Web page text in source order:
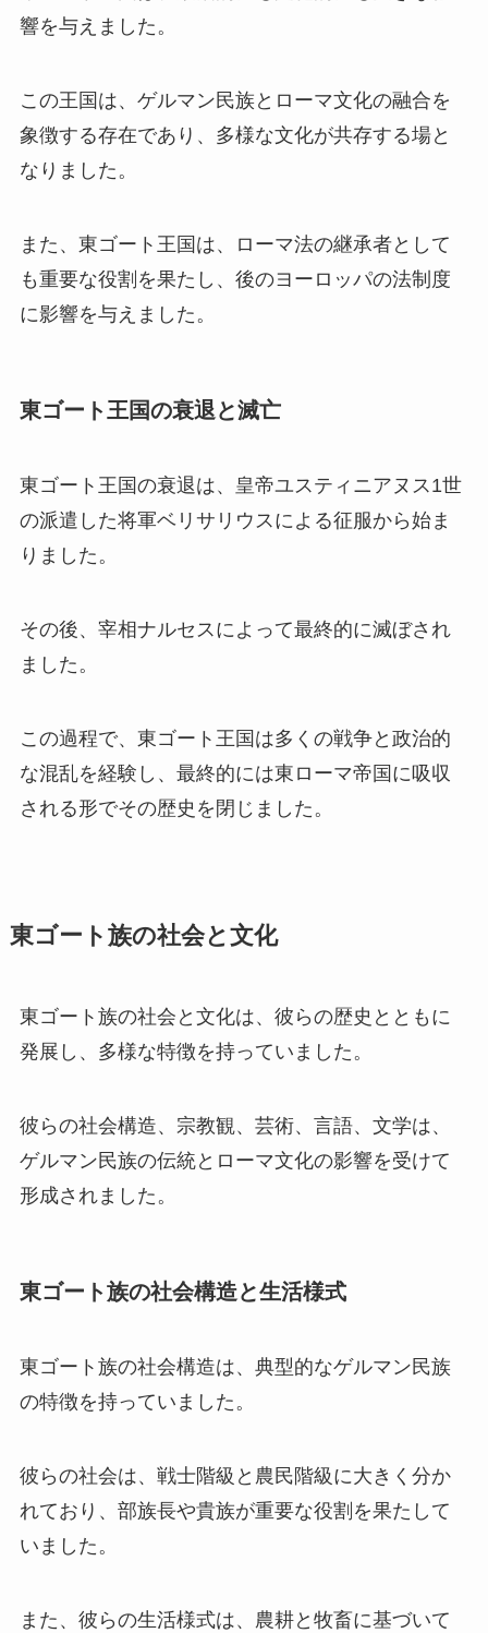
響を与えました。
この王国は、ゲルマン民族とローマ文化の融合を
象徴する存在であり、多様な文化が共存する場と
なりました。
また、東ゴート王国は、ローマ法の継承者として
も重要な役割を果たし、後のヨーロッパの法制度
に影響を与えました。
東ゴート王国の衰退と滅亡
東ゴート王国の衰退は、皇帝ユスティニアヌス1世
の派遣した将軍ベリサリウスによる征服から始ま
りました。
その後、宰相ナルセスによって最終的に滅ぼされ
ました。
この過程で、東ゴート王国は多くの戦争と政治的
な混乱を経験し、最終的には東ローマ帝国に吸収
される形でその歴史を閉じました。
東ゴート族の社会と文化
東ゴート族の社会と文化は、彼らの歴史とともに
発展し、多様な特徴を持っていました。
彼らの社会構造、宗教観、芸術、言語、文学は、
ゲルマン民族の伝統とローマ文化の影響を受けて
形成されました。
東ゴート族の社会構造と生活様式
東ゴート族の社会構造は、典型的なゲルマン民族
の特徴を持っていました。
彼らの社会は、戦士階級と農民階級に大きく分か
れており、部族長や貴族が重要な役割を果たして
いました。
また、彼らの生活様式は、農耕と牧畜に基づいて